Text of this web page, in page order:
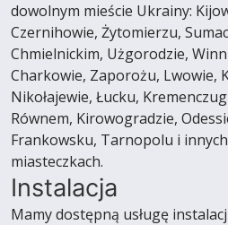
dowolnym mieście Ukrainy:
Czernihowie, Żytomierzu,
Chmielnickim, Użgorodzie,
Charkowie, Zaporożu, Lwowie,
Nikołajewie, Łucku,
Równem, Kirowogradzie,
Frankowsku, Tarnopolu i
miasteczkach.
Instalacja
Mamy dostępną usługę